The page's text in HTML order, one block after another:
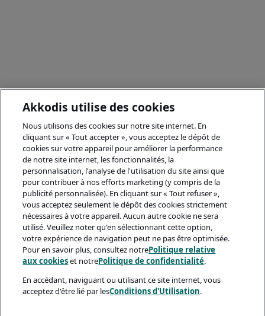
Akkodis utilise des cookies
Nous utilisons des cookies sur notre site internet. En
cliquant sur « Tout accepter », vous acceptez le dépôt de
cookies sur votre appareil pour améliorer la performance
de notre site internet, les fonctionnalités, la
personnalisation, l'analyse de l'utilisation du site ainsi que
pour contribuer à nos efforts marketing (y compris de la
publicité personnalisée). En cliquant sur « Tout refuser »,
vous acceptez seulement le dépôt des cookies strictement
nécessaires à votre appareil. Aucun autre cookie ne sera
utilisé. Veuillez noter qu'en sélectionnant cette option,
votre expérience de navigation peut ne pas être optimisée.
Pour en savoir plus, consultez notrePolitique relative
aux cookieset notrePolitique de confidentialité.
En accédant, naviguant ou utilisant ce site internet, vous
acceptez d'être lié par lesConditions d'Utilisation.